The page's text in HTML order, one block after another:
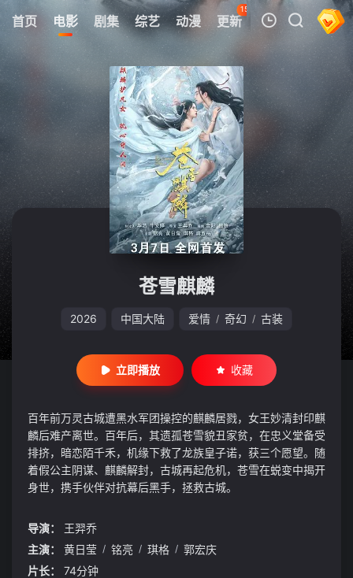
首页 电影 剧集 综艺 动漫 更新
150
热榜 APP
暂无观看影片的记录
苍雪麒麟
2026 中国大陆 爱情 / 奇幻 / 古装
立即播放 收藏
百年前万灵古城遭黑水军团操控的麒麟居戮，女王妙清封印麒
麟后难产离世。百年后，其遗孤苍雪貌丑家贫，在忠义堂备受
排挤，暗恋陌千禾，机缘下救了龙族皇子诺，获三个愿望。随
着假公主阴谋、麒麟解封，古城再起危机，苍雪在蜕变中揭开
身世，携手伙伴对抗幕后黑手，拯救古城。
导演：
王羿乔
主演：
黄日莹 / 铭亮 / 琪格 / 郭宏庆
片长：
74分钟